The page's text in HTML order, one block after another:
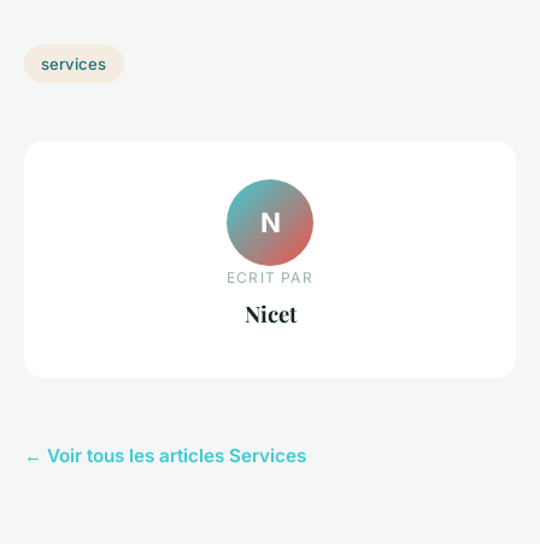
services
N
ECRIT PAR
Nicet
← Voir tous les articles Services